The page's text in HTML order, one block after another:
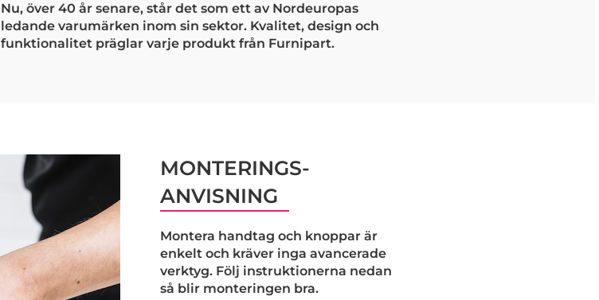
Nu, över 40 år senare, står det som ett av Nordeuropas
ledande varumärken inom sin sektor. Kvalitet, design och
funktionalitet präglar varje produkt från Furnipart.
MONTERINGS-
ANVISNING
Montera handtag och knoppar är
enkelt och kräver inga avancerade
verktyg. Följ instruktionerna nedan
så blir monteringen bra.